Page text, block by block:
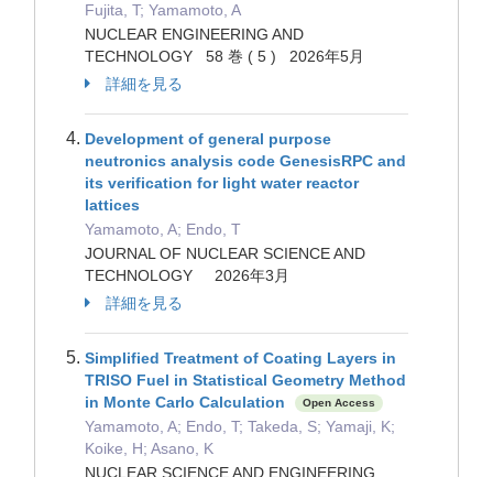
Fujita, T; Yamamoto, A
NUCLEAR ENGINEERING AND
TECHNOLOGY 58 巻 ( 5 ) 2026年5月
詳細を見る
Development of general purpose
neutronics analysis code GenesisRPC and
its verification for light water reactor
lattices
Yamamoto, A; Endo, T
JOURNAL OF NUCLEAR SCIENCE AND
TECHNOLOGY 2026年3月
詳細を見る
Simplified Treatment of Coating Layers in
TRISO Fuel in Statistical Geometry Method
in Monte Carlo Calculation
Open Access
Yamamoto, A; Endo, T; Takeda, S; Yamaji, K;
Koike, H; Asano, K
NUCLEAR SCIENCE AND ENGINEERING